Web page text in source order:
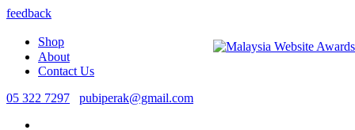
feedback
Shop
About
Contact Us
05 322 7297
pubiperak@gmail.com